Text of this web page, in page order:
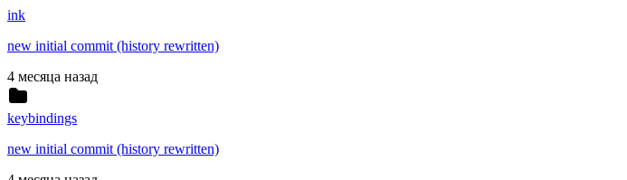
ink
new initial commit (history rewritten)
4 месяца назад
keybindings
new initial commit (history rewritten)